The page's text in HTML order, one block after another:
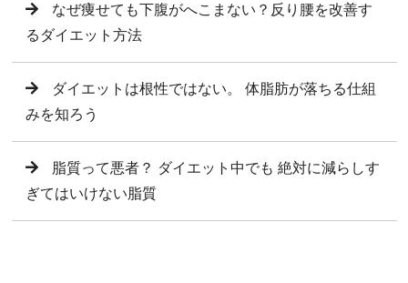
なぜ痩せても下腹がへこまない？反り腰を改善す
るダイエット方法
ダイエットは根性ではない。 体脂肪が落ちる仕組
みを知ろう
脂質って悪者？ ダイエット中でも 絶対に減らしす
ぎてはいけない脂質